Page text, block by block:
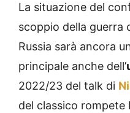
La situazione del
scoppio della guerra
Russia sarà ancora
principale anche dell’
2022/23 del talk di
del classico rompete